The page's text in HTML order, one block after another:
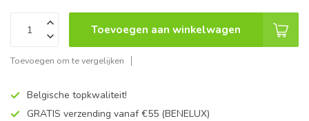
Toevoegen aan winkelwagen
Toevoegen om te vergelijken
Belgische topkwaliteit!
GRATIS verzending vanaf €55 (BENELUX)